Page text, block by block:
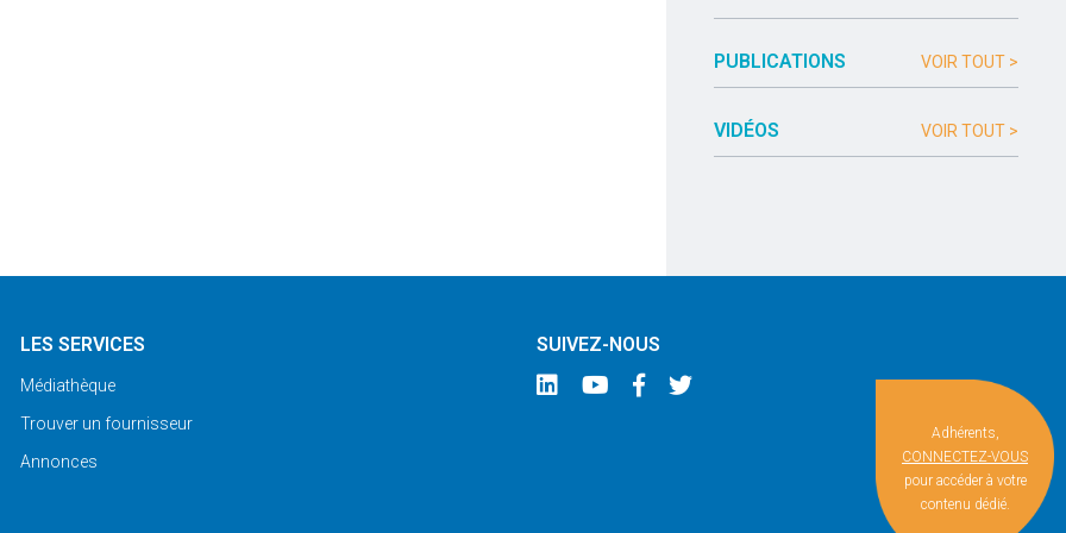
PUBLICATIONS VOIR TOUT >
VIDÉOS VOIR TOUT >
LES SERVICES
Médiathèque
Trouver un fournisseur
Annonces
SUIVEZ-NOUS
Adhérents,
CONNECTEZ-VOUS
pour accéder à votre
contenu dédié.